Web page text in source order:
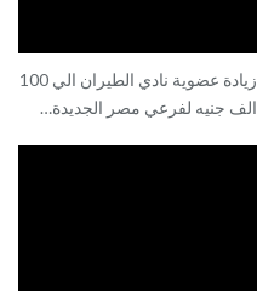
زيادة عضوية نادي الطيران الي 100
الف جنيه لفرعي مصر الجديدة…